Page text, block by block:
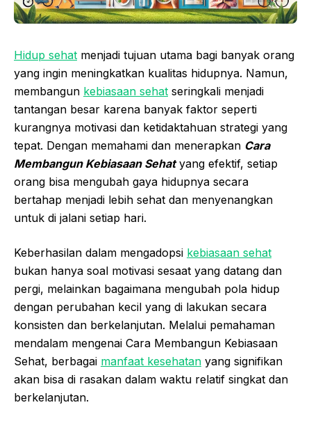
Hidup sehat menjadi tujuan utama bagi banyak orang
yang ingin meningkatkan kualitas hidupnya. Namun,
membangun kebiasaan sehat seringkali menjadi
tantangan besar karena banyak faktor seperti
kurangnya motivasi dan ketidaktahuan strategi yang
tepat. Dengan memahami dan menerapkan Cara
Membangun Kebiasaan Sehatyang efektif, setiap
orang bisa mengubah gaya hidupnya secara
bertahap menjadi lebih sehat dan menyenangkan
untuk di jalani setiap hari.
Keberhasilan dalam mengadopsi kebiasaan sehat
bukan hanya soal motivasi sesaat yang datang dan
pergi, melainkan bagaimana mengubah pola hidup
dengan perubahan kecil yang di lakukan secara
konsisten dan berkelanjutan. Melalui pemahaman
mendalam mengenai Cara Membangun Kebiasaan
Sehat, berbagai manfaat kesehatan yang signifikan
akan bisa di rasakan dalam waktu relatif singkat dan
berkelanjutan.